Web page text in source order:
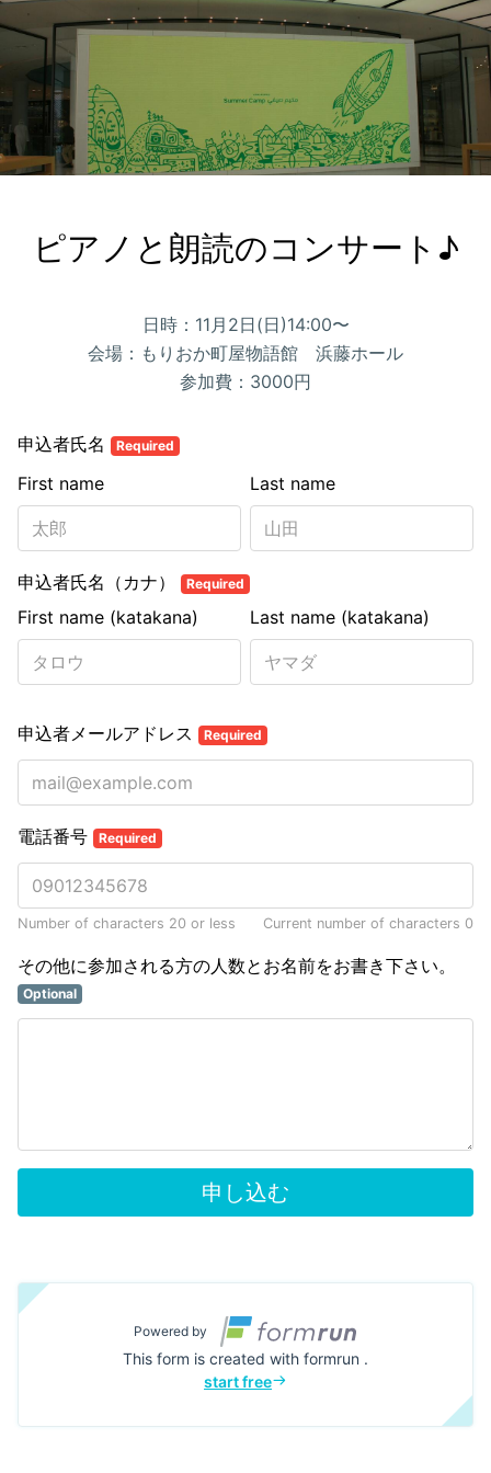
ピアノと朗読のコンサート♪
日時：11月2日(日)14:00〜
会場：もりおか町屋物語館 浜藤ホール
参加費：3000円
申込者氏名 Required
Last name
First name
申込者氏名（カナ） Required
Last name (katakana)
First name (katakana)
申込者メールアドレス Required
電話番号 Required
Number of characters 20 or less Current number of characters 0
その他に参加される方の人数とお名前をお書き下さい。
Optional
申し込む
Powered by
This form is created with formrun .
start free